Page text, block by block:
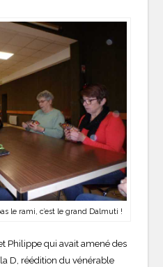
le rami, c’est le grand Dalmuti !
Philippe qui avait amené des
D, réédition du vénérable